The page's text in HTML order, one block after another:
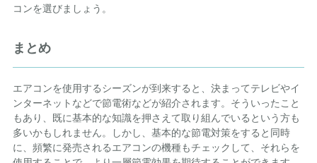
コンを選びましょう。
まとめ
エアコンを使用するシーズンが到来すると、決まってテレビやイ
ンターネットなどで節電術などが紹介されます。そういったこと
もあり、既に基本的な知識を押さえて取り組んでいるという方も
多いかもしれません。しかし、基本的な節電対策をすると同時
に、頻繁に発売されるエアコンの機種もチェックして、それらを